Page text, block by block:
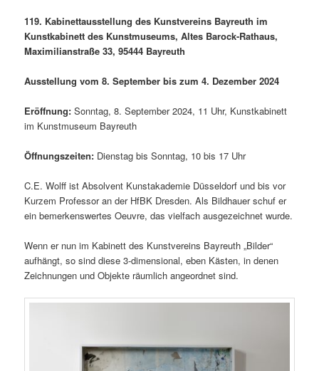
119. Kabinettausstellung des Kunstvereins Bayreuth im
Kunstkabinett des Kunstmuseums, Altes Barock-Rathaus,
Maximilianstraße 33, 95444 Bayreuth
Ausstellung vom 8. September bis zum 4. Dezember 2024
Eröffnung: Sonntag, 8. September 2024, 11 Uhr, Kunstkabinett
im Kunstmuseum Bayreuth
Öffnungszeiten: Dienstag bis Sonntag, 10 bis 17 Uhr
C.E. Wolff ist Absolvent Kunstakademie Düsseldorf und bis vor
Kurzem Professor an der HfBK Dresden. Als Bildhauer schuf er
ein bemerkenswertes Oeuvre, das vielfach ausgezeichnet wurde.
Wenn er nun im Kabinett des Kunstvereins Bayreuth „Bilder“
aufhängt, so sind diese 3-dimensional, eben Kästen, in denen
Zeichnungen und Objekte räumlich angeordnet sind.